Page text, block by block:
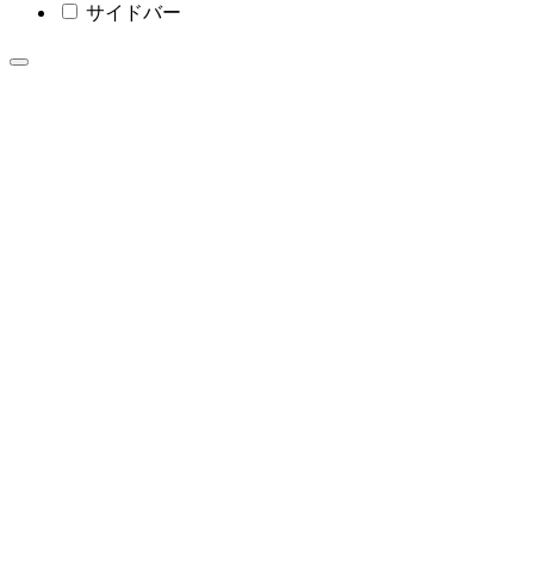
サイドバー